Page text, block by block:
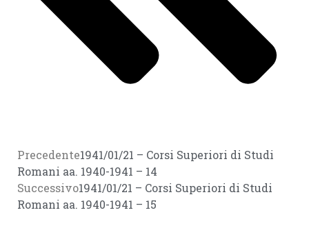
Precedente1941/01/21 – Corsi Superiori di Studi
Romani aa. 1940-1941 – 14
Successivo1941/01/21 – Corsi Superiori di Studi
Romani aa. 1940-1941 – 15